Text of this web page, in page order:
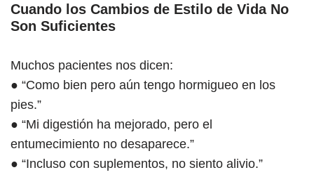
Cuando los Cambios de Estilo de Vida No
Son Suficientes
Muchos pacientes nos dicen:
● “Como bien pero aún tengo hormigueo en los
pies.”
● “Mi digestión ha mejorado, pero el
entumecimiento no desaparece.”
● “Incluso con suplementos, no siento alivio.”